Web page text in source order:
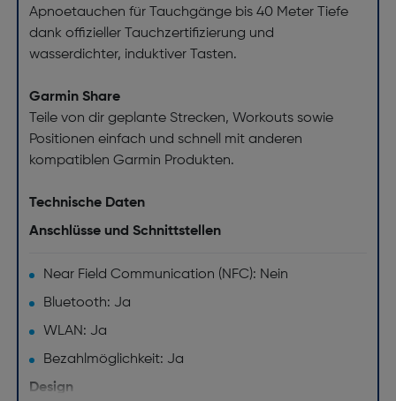
Apnoetauchen für Tauchgänge bis 40 Meter Tiefe
dank offizieller Tauchzertifizierung und
wasserdichter, induktiver Tasten.
Garmin Share
Teile von dir geplante Strecken, Workouts sowie
Positionen einfach und schnell mit anderen
kompatiblen Garmin Produkten.
Technische Daten
Anschlüsse und Schnittstellen
Near Field Communication (NFC): Nein
Bluetooth: Ja
WLAN: Ja
Bezahlmöglichkeit: Ja
Design